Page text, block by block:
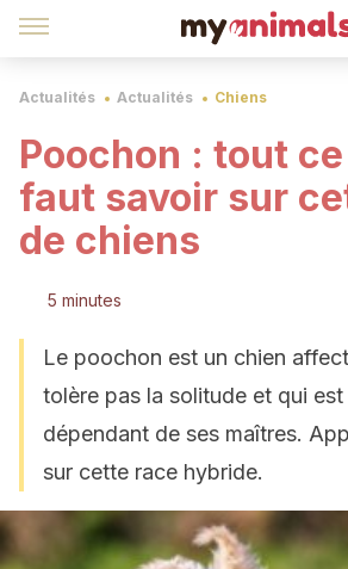
Actualités Actualités Chiens
Poochon : tout
faut savoir sur
de chiens
5 minutes
Le poochon est un chien
tolère pas la solitude et qui
dépendant de ses maîtres.
sur cette race hybride.